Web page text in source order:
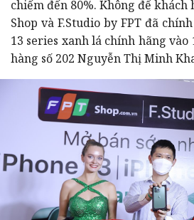
chiếm đến 80%. Không để khách
Shop và F.Studio by FPT đã
13 series xanh lá chính hãng vào
hàng số 202 Nguyễn Thị Minh